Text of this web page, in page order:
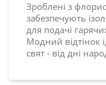
Зроблені з
забезпечують
для подачі
Модний відтінок
свят - від дні